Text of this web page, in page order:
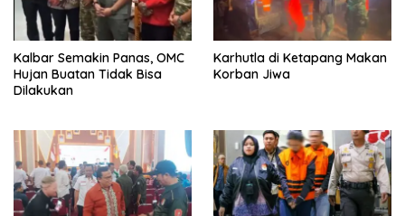
Kalbar Semakin Panas, OMC
Hujan Buatan Tidak Bisa
Dilakukan
Karhutla di Ketapang Makan
Korban Jiwa